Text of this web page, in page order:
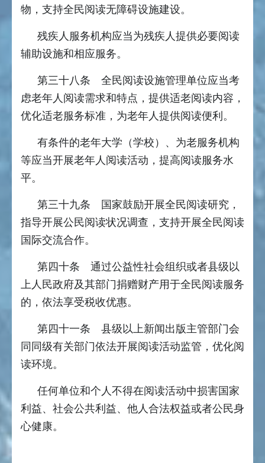
物，支持全民阅读无障碍设施建设。
残疾人服务机构应当为残疾人提供必要阅读
辅助设施和相应服务。
第三十八条 全民阅读设施管理单位应当考
虑老年人阅读需求和特点，提供适老阅读内容，
优化适老服务标准，为老年人提供阅读便利。
有条件的老年大学（学校）、为老服务机构
等应当开展老年人阅读活动，提高阅读服务水
平。
第三十九条 国家鼓励开展全民阅读研究，
指导开展公民阅读状况调查，支持开展全民阅读
国际交流合作。
第四十条 通过公益性社会组织或者县级以
上人民政府及其部门捐赠财产用于全民阅读服务
的，依法享受税收优惠。
第四十一条 县级以上新闻出版主管部门会
同同级有关部门依法开展阅读活动监管，优化阅
读环境。
任何单位和个人不得在阅读活动中损害国家
利益、社会公共利益、他人合法权益或者公民身
心健康。